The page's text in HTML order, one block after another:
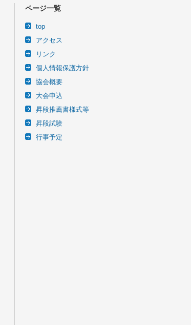
ページ一覧
top
アクセス
リンク
個人情報保護方針
協会概要
大会申込
昇段推薦書様式等
昇段試験
行事予定